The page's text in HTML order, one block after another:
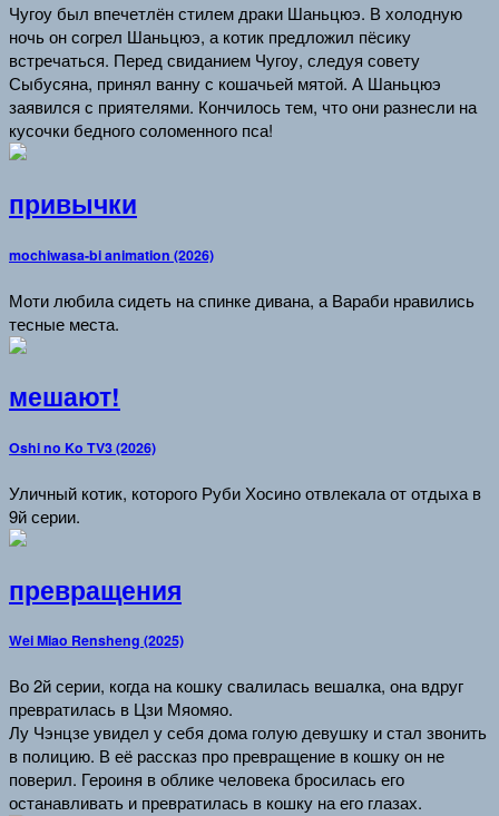
Чугоу был впечетлён стилем драки Шаньцюэ. В холодную
ночь он согрел Шаньцюэ, а котик предложил пёсику
встречаться. Перед свиданием Чугоу, следуя совету
Сыбусяна, принял ванну с кошачьей мятой. А Шаньцюэ
заявился с приятелями. Кончилось тем, что они разнесли на
кусочки бедного соломенного пса!
привычки
mochiwasa-bi animation (2026)
Моти любила сидеть на спинке дивана, а Вараби нравились
тесные места.
мешают!
Oshi no Ko TV3 (2026)
Уличный котик, которого Руби Хосино отвлекала от отдыха в
9й серии.
превращения
Wei Miao Rensheng (2025)
Во 2й серии, когда на кошку свалилась вешалка, она вдруг
превратилась в Цзи Мяомяо.
Лу Чэнцзе увидел у себя дома голую девушку и стал звонить
в полицию. В её рассказ про превращение в кошку он не
поверил. Героиня в облике человека бросилась его
останавливать и превратилась в кошку на его глазах.